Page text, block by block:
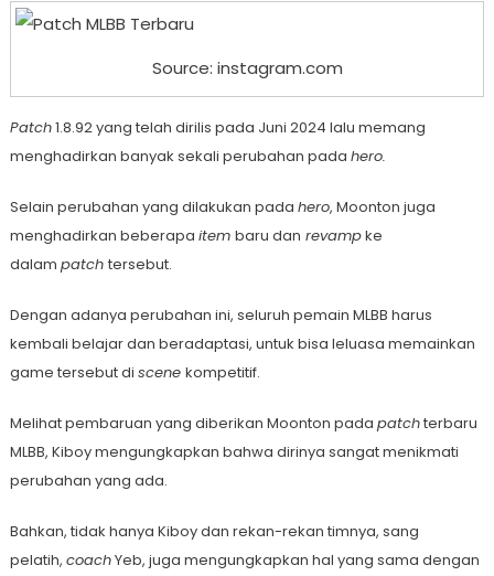
Source: instagram.com
Patch1.8.92 yang telah dirilis pada Juni 2024 lalu memang
menghadirkan banyak sekali perubahan pada hero.
Selain perubahan yang dilakukan pada hero, Moonton juga
menghadirkan beberapa item baru dan revampke
dalam patch tersebut.
Dengan adanya perubahan ini, seluruh pemain MLBB harus
kembali belajar dan beradaptasi, untuk bisa leluasa memainkan
game tersebut di scene kompetitif.
Melihat pembaruan yang diberikan Moonton pada patchterbaru
MLBB, Kiboy mengungkapkan bahwa dirinya sangat menikmati
perubahan yang ada.
Bahkan, tidak hanya Kiboy dan rekan-rekan timnya, sang
pelatih, coachYeb, juga mengungkapkan hal yang sama dengan